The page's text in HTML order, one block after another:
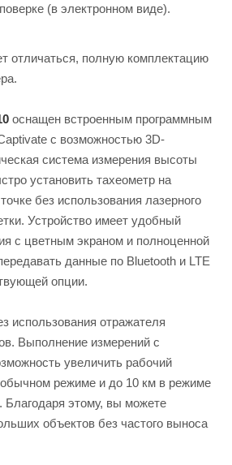
(в электронном виде).
отличаться, полную комплектацию
оснащен встроенным программным
с возможностью 3D-
система измерения высоты
установить тахеометр на
без использования лазерного
Устройство имеет удобный
с цветным экраном и полноценной
данные по Bluetooth и LTE
опции.
использования отражателя
Выполнение измерений с
увеличить рабочий
режиме и до 10 км в режиме
Благодаря этому, вы можете
объектов без частого выноса